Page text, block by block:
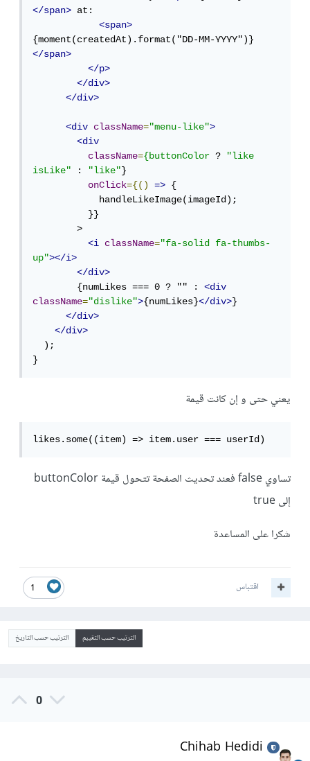
</span> at:
<span>
{moment(createdAt).format("DD-MM-YYYY")}
</span>
</p>
</div>
</div>
<div className="menu-like">
<div
className={buttonColor ? "like
isLike"
: "like"}
onClick={() => {
            handleLikeImage(imageId);
          }}
        >
<i
className="fa-solid fa-thumbs-
up"></i>
</div>
        {numLikes === 0 ? "" :
<div
className="dislike">{numLikes}</div>}
</div>
</div>
  );
}
يعني حتى و إن كانت قيمة
likes.some((item) => item.user === userId)
تساوي false فعند تحديث الصفحة تتحول قيمة buttonColor
إلى true
شكرا على المساعدة
1 اقتباس
الترتيب حسب التقييم الترتيب حسب التاريخ
0
Chihab Hedidi